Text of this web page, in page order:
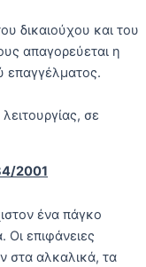
δικαιούχου και του
απαγορεύεται η
επαγγέλματος.
σε
2001
ένα πάγκο
Οι επιφάνειες
στα αλκαλικά, τα